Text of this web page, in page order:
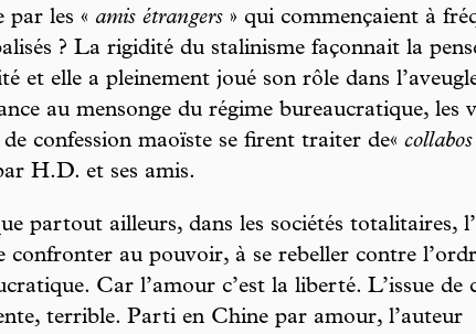
par les « amis étrangers » qui commençaient à
? La rigidité du stalinisme façonnait la
et elle a pleinement joué son rôle dans
au mensonge du régime bureaucratique, les
confession maoïste se firent traiter de« collabos
H.D. et ses amis.
partout ailleurs, dans les sociétés totalitaires,
confronter au pouvoir, à se rebeller contre
Car l’amour c’est la liberté. L’issue de
terrible. Parti en Chine par amour, l’auteur